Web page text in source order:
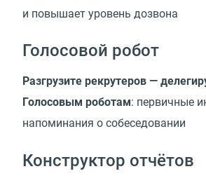
и повышает уровень дозвона
Голосовой робот
Разгрузите рекрутеров —
Голосовым роботам: первичные
напоминания о собеседовании
Конструктор отчётов